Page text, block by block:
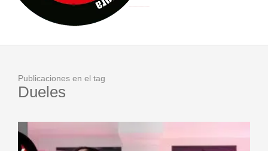
«NO TENGO PUTOS SUEÑOS»
Publicaciones en el tag
Dueles